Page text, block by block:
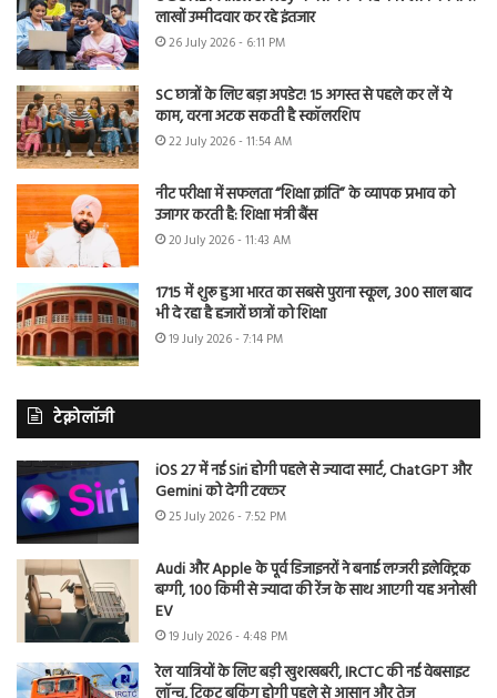
लाखों उम्मीदवार कर रहे इंतजार
26 July 2026 - 6:11 PM
SC छात्रों के लिए बड़ा अपडेट! 15 अगस्त से पहले कर लें ये
काम, वरना अटक सकती है स्कॉलरशिप
22 July 2026 - 11:54 AM
नीट परीक्षा में सफलता “शिक्षा क्रांति” के व्यापक प्रभाव को
उजागर करती है: शिक्षा मंत्री बैंस
20 July 2026 - 11:43 AM
1715 में शुरू हुआ भारत का सबसे पुराना स्कूल, 300 साल बाद
भी दे रहा है हजारों छात्रों को शिक्षा
19 July 2026 - 7:14 PM
टेक्नोलॉजी
iOS 27 में नई Siri होगी पहले से ज्यादा स्मार्ट, ChatGPT और
Gemini को देगी टक्कर
25 July 2026 - 7:52 PM
Audi और Apple के पूर्व डिजाइनरों ने बनाई लग्जरी इलेक्ट्रिक
बग्गी, 100 किमी से ज्यादा की रेंज के साथ आएगी यह अनोखी
EV
19 July 2026 - 4:48 PM
रेल यात्रियों के लिए बड़ी खुशखबरी, IRCTC की नई वेबसाइट